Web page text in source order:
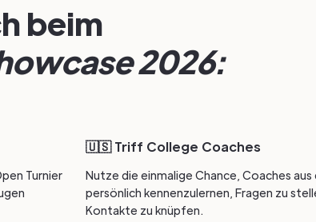
beim
2026:
Turnier
🇺🇸 Triff College Coaches
Nutze die einmalige Chance, Coaches aus
persönlich kennenzulernen, Fragen zu
Kontakte zu knüpfen.